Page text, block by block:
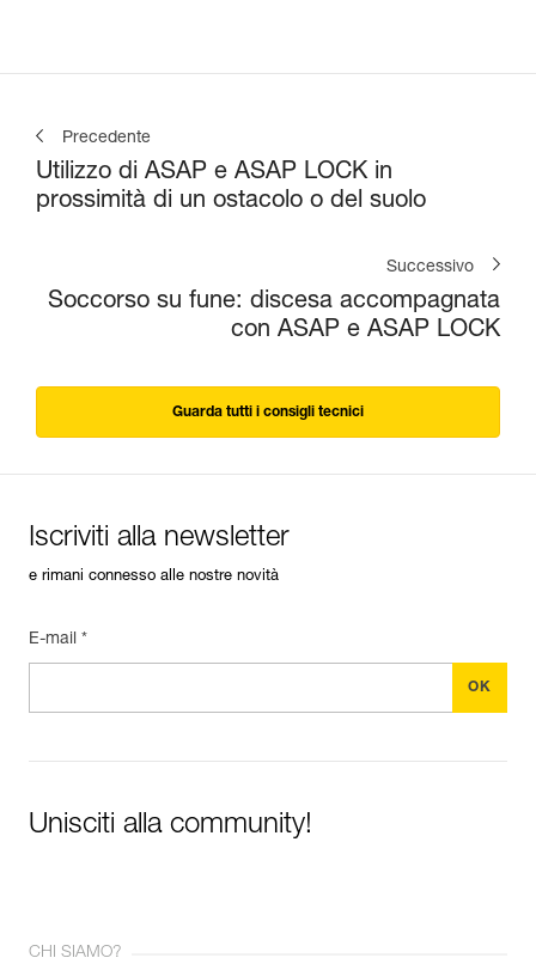
Precedente
Utilizzo di ASAP e ASAP LOCK in
prossimità di un ostacolo o del suolo
Successivo
Soccorso su fune: discesa accompagnata
con ASAP e ASAP LOCK
Guarda tutti i consigli tecnici
Iscriviti alla newsletter
e rimani connesso alle nostre novità
E-mail *
Unisciti alla community!
CHI SIAMO?